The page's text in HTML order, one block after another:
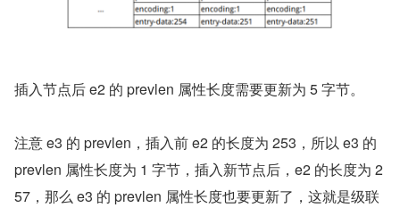
插入节点后 e2 的 prevlen 属性长度需要更新为 5 字节。
注意 e3 的 prevlen，插入前 e2 的长度为 253，所以 e3 的
prevlen 属性长度为 1 字节，插入新节点后，e2 的长度为 2
57，那么 e3 的 prevlen 属性长度也要更新了，这就是级联